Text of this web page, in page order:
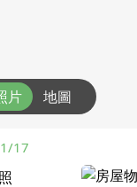
片 地圖
17